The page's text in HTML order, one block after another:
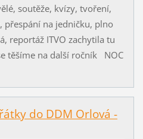
soutěže, kvízy, tvoření,
na jedničku, plno
reportáž ITVO zachytila tu
těšíme na další ročník NOC
do DDM Orlová -